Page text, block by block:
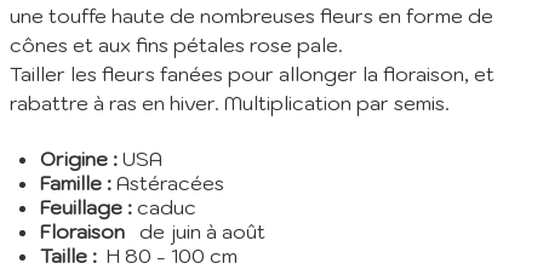
une touffe haute de nombreuses fleurs en forme de
cônes et aux fins pétales rose pale.
Tailler les fleurs fanées pour allonger la floraison, et
rabattre à ras en hiver. Multiplication par semis.
Origine : USA
Famille : Astéracées
Feuillage : caduc
Floraison de juin à août
Taille : H 80 - 100 cm